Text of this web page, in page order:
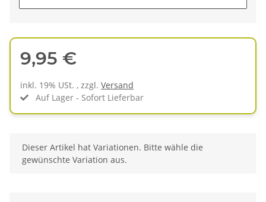
9,95 €
inkl. 19% USt. , zzgl. Versand
Auf Lager - Sofort Lieferbar
x
Dieser Artikel hat Variationen. Bitte wähle die
gewünschte Variation aus.